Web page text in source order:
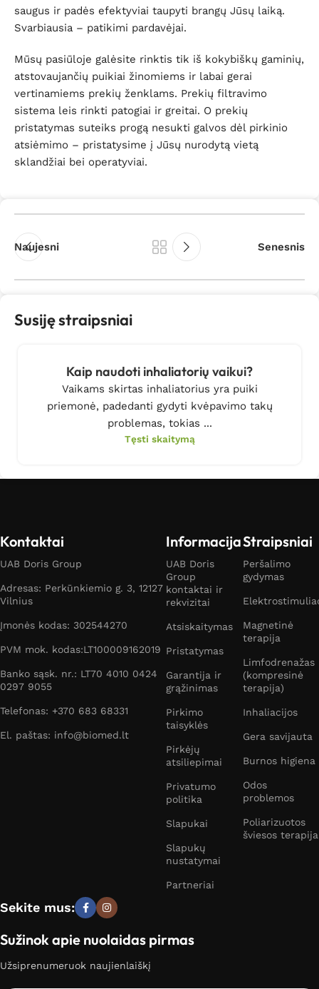
saugus ir padės efektyviai taupyti brangų Jūsų laiką.
Svarbiausia – patikimi pardavėjai.
Mūsų pasiūloje galėsite rinktis tik iš kokybiškų gaminių,
atstovaujančių puikiai žinomiems ir labai gerai
vertinamiems prekių ženklams. Prekių filtravimo
sistema leis rinkti patogiai ir greitai. O prekių
pristatymas suteiks progą nesukti galvos dėl pirkinio
atsiėmimo – pristatysime į Jūsų nurodytą vietą
sklandžiai bei operatyviai.
Naujesni Senesnis
Susiję straipsniai
Kaip naudoti inhaliatorių vaikui?
Vaikams skirtas inhaliatorius yra puiki
priemonė, padedanti gydyti kvėpavimo takų
problemas, tokias ...
Tęsti skaitymą
Kontaktai
UAB Doris Group
Adresas: Perkūnkiemio g. 3, 12127
Vilnius
Įmonės kodas: 302544270
PVM mok. kodas:LT100009162019
Banko sąsk. nr.: LT70 4010 0424
0297 9055
Telefonas: +370 683 68331
El. paštas: info@biomed.lt
Informacija
UAB Doris
Group
kontaktai ir
rekvizitai
Atsiskaitymas
Pristatymas
Garantija ir
grąžinimas
Pirkimo
taisyklės
Pirkėjų
atsiliepimai
Privatumo
politika
Slapukai
Slapukų
nustatymai
Partneriai
Straipsniai
Peršalimo
gydymas
Magnetinė
terapija
Limfodrenažas
(kompresinė
terapija)
Inhaliacijos
Gera savijauta
Burnos higiena
Odos
problemos
Poliarizuotos
šviesos terapija
Sekite mus:
Sužinok apie nuolaidas pirmas
Užsiprenumeruok naujienlaiškį